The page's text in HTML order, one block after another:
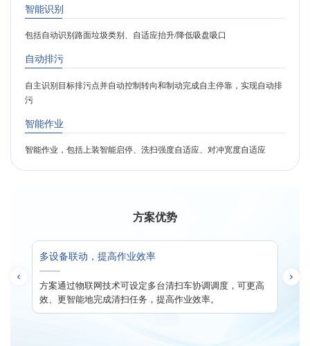
智能识别
包括自动识别路面垃圾类别、自适应抬升/降低吸盘吸口
自动排污
自主识别目标排污点并自动控制转向和制动完成自主停靠，实现自动排
污
智能作业
智能作业，包括上装智能启停、洗扫强度自适应、对冲宽度自适应
方案优势
多设备联动，提高作业效率
方案通过物联网技术可设定多台清扫车协调调度，可更高
效、更智能地完成清扫任务，提高作业效率。